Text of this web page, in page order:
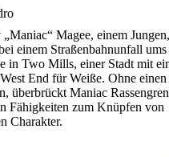
Magee, einem
einem Straßenbahnunfall
in Two Mills, einer Stadt mit
End für Weiße. Ohne
überbrückt Maniac
Fähigkeiten zum Knüpfen von
Charakter.